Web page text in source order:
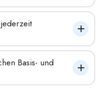
Basis- und